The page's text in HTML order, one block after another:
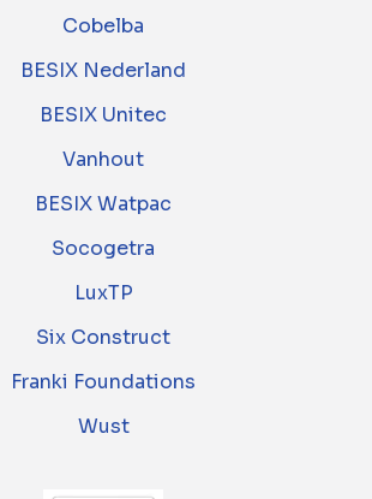
Cobelba
BESIX Nederland
BESIX Unitec
Vanhout
BESIX Watpac
Socogetra
LuxTP
Six Construct
Franki Foundations
Wust